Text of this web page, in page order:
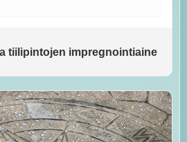
tiilipintojen impregnointiaine